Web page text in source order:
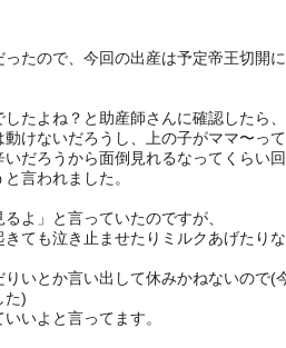
たので、今回の出産は予定帝王切開
たよね？と助産師さんに確認したら
けないだろうし、上の子がママ〜っ
だろうから面倒見れるなってくらい
言われました。
よ」と言っていたのですが、
ても泣き止ませたりミルクあげたり
いとか言い出して休みかねないので(
た)
いよと言ってます。